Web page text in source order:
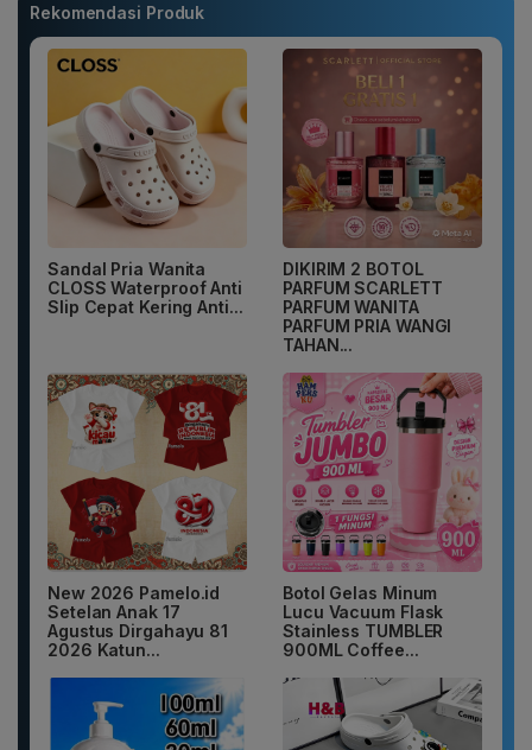
Rekomendasi Produk
Sandal Pria Wanita
CLOSS Waterproof Anti
Slip Cepat Kering Anti...
DIKIRIM 2 BOTOL
PARFUM SCARLETT
PARFUM WANITA
PARFUM PRIA WANGI
TAHAN...
New 2026 Pamelo.id
Setelan Anak 17
Agustus Dirgahayu 81
2026 Katun...
Botol Gelas Minum
Lucu Vacuum Flask
Stainless TUMBLER
900ML Coffee...